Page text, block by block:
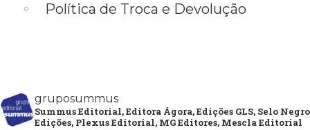
Política de Troca e Devolução
gruposummus
Summus Editorial, Editora Ágora, Edições GLS, Selo Negro
Edições, Plexus Editorial, MG Editores, Mescla Editorial